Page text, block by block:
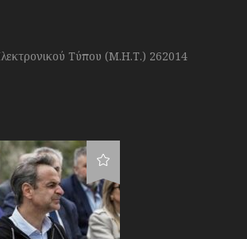
Τύπου (Μ.Η.Τ.) 262014